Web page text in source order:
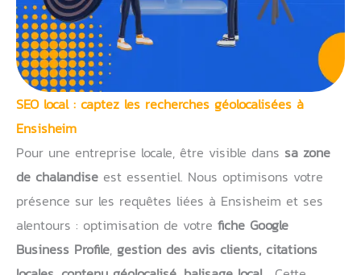
SEO local : captez les recherches géolocalisées à
Ensisheim
Pour une entreprise locale, être visible dans sa zone
de chalandise est essentiel. Nous optimisons votre
présence sur les requêtes liées à Ensisheim et ses
alentours : optimisation de votre fiche Google
Business Profile, gestion des avis clients, citations